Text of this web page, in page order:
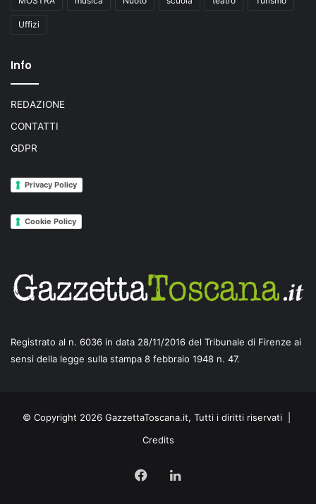
Uffizi
Info
REDAZIONE
CONTATTI
GDPR
Privacy Policy
Cookie Policy
Registrato al n. 6036 in data 28/11/2016 del Tribunale di Firenze ai
sensi della legge sulla stampa 8 febbraio 1948 n. 47.
© Copyright 2026 GazzettaToscana.it, Tutti i diritti riservati |
Credits
FacebookLinkedIn